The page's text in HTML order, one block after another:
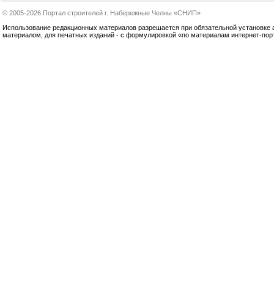
© 2005-2026 Портал строителей г. Набережные Челны «СНИП»
Использование редакционных материалов разрешается при обязательной установке
материалом, для печатных изданий - с формулировкой «по материалам интернет-